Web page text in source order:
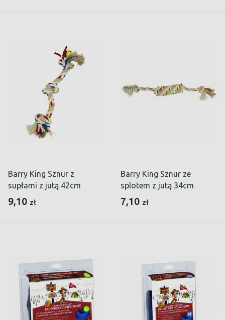
Barry King Sznur z
supłami z jutą 42cm
9,10 zł
Barry King Sznur ze
splotem z jutą 34cm
7,10 zł